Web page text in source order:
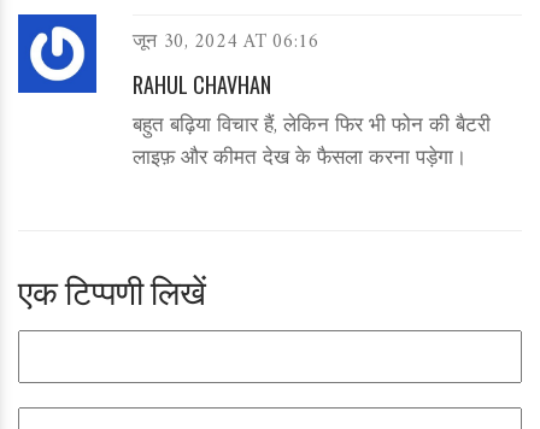
जून 30, 2024 AT 06:16
RAHUL CHAVHAN
बहुत बढ़िया विचार हैं, लेकिन फिर भी फोन की बैटरी
लाइफ़ और कीमत देख के फैसला करना पड़ेगा।
एक टिप्पणी लिखें